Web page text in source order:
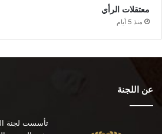
معتقلات الرأي
منذ 5 أيام
عن اللجنة
تأسست لجنة